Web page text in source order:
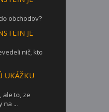
obchodov?
JE
nič, kto
UKÁŽKU
ale to, ze
na ...